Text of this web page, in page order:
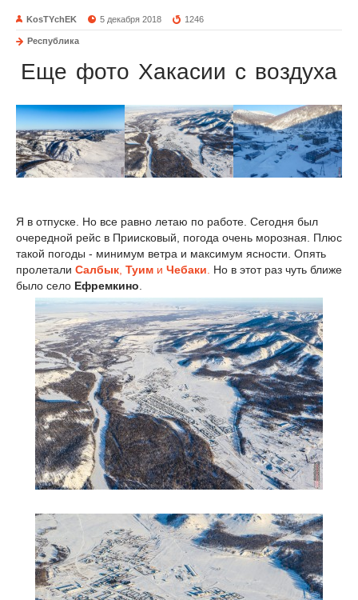
KosTYchEK 5 декабря 2018 1246
Республика
Еще фото Хакасии с воздуха
Я в отпуске. Но все равно летаю по работе. Сегодня был
очередной рейс в Приисковый, погода очень морозная. Плюс
такой погоды - минимум ветра и максимум ясности. Опять
пролетали Салбык Туим и Чебаки
Но в этот раз чуть ближе
было село Ефремкино